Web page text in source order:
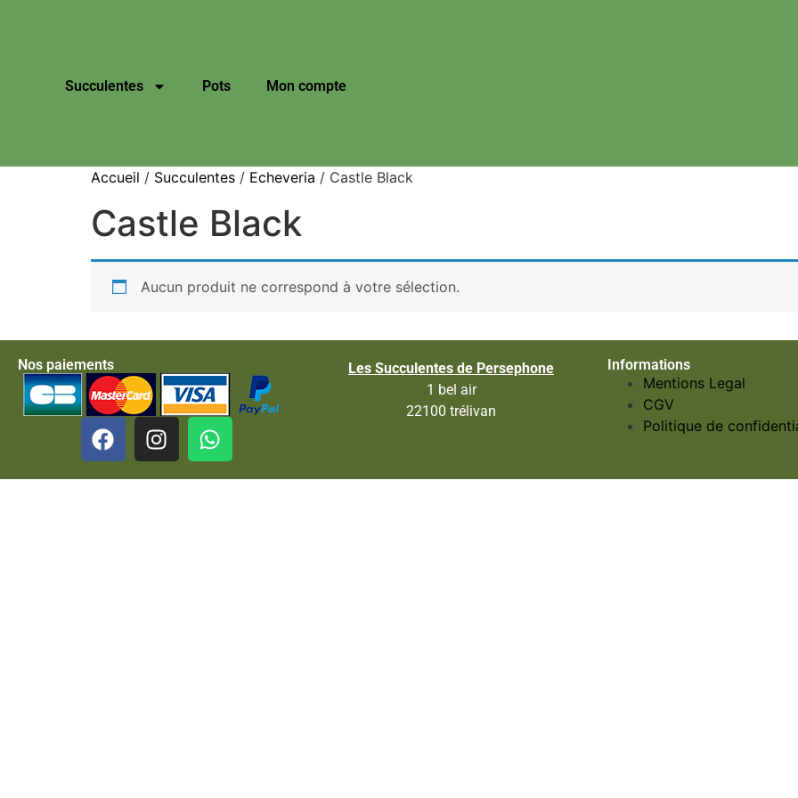
Succulentes Pots Mon compte
Accueil / Succulentes / Echeveria / Castle Black
Castle Black
Aucun produit ne correspond à votre sélection.
Nos paiements
Les Succulentes de Persephone
1 bel air
22100 trélivan
Informations
Mentions Legal
CGV
Politique de